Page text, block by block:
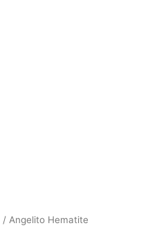
/ Angelito Hematite